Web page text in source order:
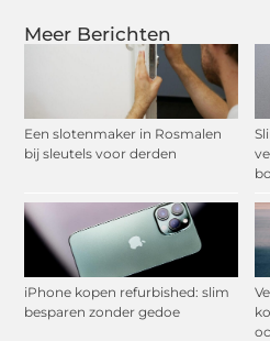
Meer Berichten
Een slotenmaker in Rosmalen
bij sleutels voor derden
iPhone kopen refurbished: slim
besparen zonder gedoe